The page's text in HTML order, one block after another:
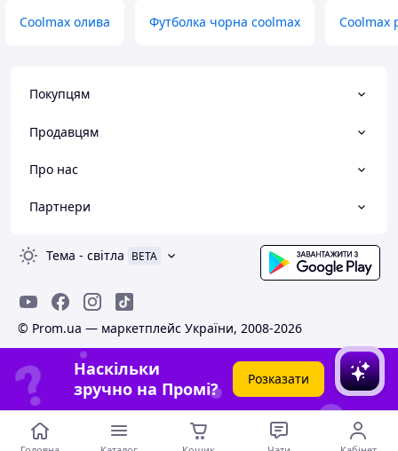
Coolmax олива Футболка чорна coolmax Coolmax
Покупцям
Продавцям
Про нас
Партнери
Тема - світла BETA
© Prom.ua — маркетплейс України, 2008-2026
Наскільки
зручно на Промі?
Розказати